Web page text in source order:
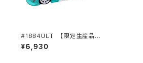
#1884ULT 【限定生産品】J
-ZERO ULT (ZEROTRIBE
オリジナル 超軽量仕様) 1/10
¥6,930